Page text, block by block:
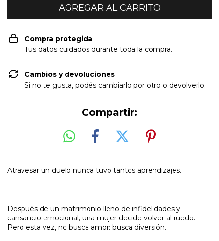
Compra protegida
Tus datos cuidados durante toda la compra.
Cambios y devoluciones
Si no te gusta, podés cambiarlo por otro o devolverlo.
Compartir:
Atravesar un duelo nunca tuvo tantos aprendizajes.
Después de un matrimonio lleno de infidelidades y
cansancio emocional, una mujer decide volver al ruedo.
Pero esta vez, no busca amor: busca diversión.